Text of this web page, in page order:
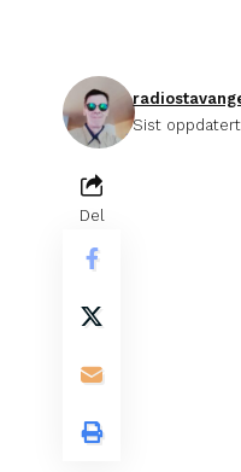
Sist
Del